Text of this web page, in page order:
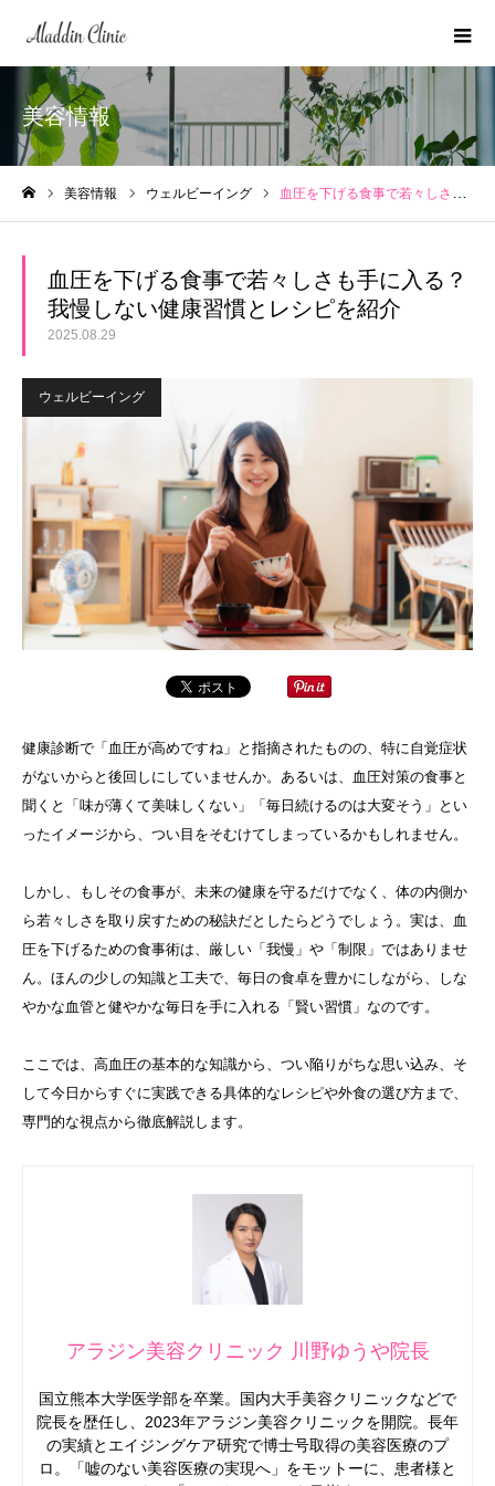
美容情報
美容情報 ウェルビーイング 血圧を下げる食事で若々しさも手に入る？我慢しない健康習慣とレシピを紹介
血圧を下げる食事で若々しさも手に入る？
我慢しない健康習慣とレシピを紹介
2025.08.29
ウェルビーイング
健康診断で「血圧が高めですね」と指摘されたものの、特に自覚症状
がないからと後回しにしていませんか。あるいは、血圧対策の食事と
聞くと「味が薄くて美味しくない」「毎日続けるのは大変そう」とい
ったイメージから、つい目をそむけてしまっているかもしれません。
しかし、もしその食事が、未来の健康を守るだけでなく、体の内側か
ら若々しさを取り戻すための秘訣だとしたらどうでしょう。実は、血
圧を下げるための食事術は、厳しい「我慢」や「制限」ではありませ
ん。ほんの少しの知識と工夫で、毎日の食卓を豊かにしながら、しな
やかな血管と健やかな毎日を手に入れる「賢い習慣」なのです。
ここでは、高血圧の基本的な知識から、つい陥りがちな思い込み、そ
して今日からすぐに実践できる具体的なレシピや外食の選び方まで、
専門的な視点から徹底解説します。
アラジン美容クリニック 川野ゆうや院長
国立熊本大学医学部を卒業。国内大手美容クリニックなどで
院長を歴任し、2023年アラジン美容クリニックを開院。長年
の実績とエイジングケア研究で博士号取得の美容医療のプ
ロ。「嘘のない美容医療の実現へ」をモットーに、患者様と